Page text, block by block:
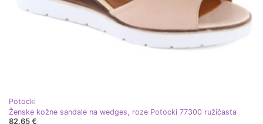
Potocki
Ženske kožne sandale na wedges, roze Potocki 77300 ružičasta
82,65 €